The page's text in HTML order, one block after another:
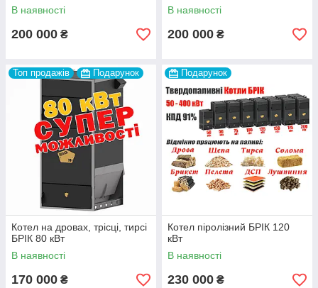
В наявності
200 000 ₴
В наявності
200 000 ₴
Топ продажів Подарунок
Котел на дровах, трісці, тирсі
БРІК 80 кВт
В наявності
170 000 ₴
Подарунок
Котел піролізний БРІК 120
кВт
В наявності
230 000 ₴